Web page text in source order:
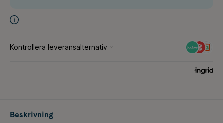
Beskrivning